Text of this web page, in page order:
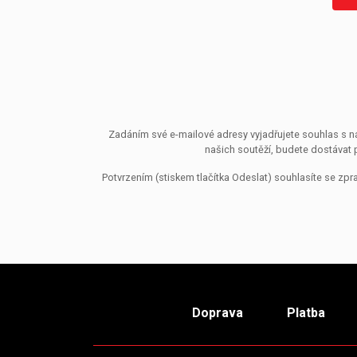
Zadáním své e-mailové adresy vyjadřujete souhlas s
našich soutěží, budete dostávat
Potvrzením (stiskem tlačítka Odeslat) souhlasíte se
Doprava Platba